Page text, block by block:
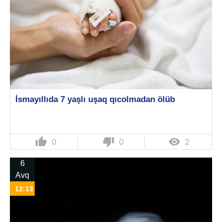
İsmayıllıda 7 yaşlı uşaq qıcolmadan ölüb
thumb_up 0 thumb_down 0  2
6
Avq
12:13